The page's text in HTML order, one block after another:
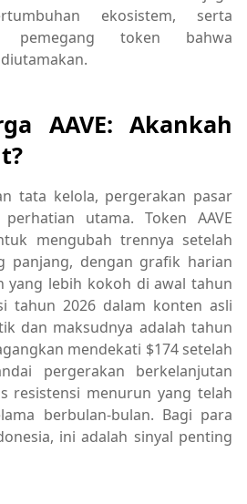
ekosistem, serta
pemegang token bahwa
AAVE: Akankah
tata kelola, pergerakan pasar
utama. Token AAVE
mengubah trennya setelah
panjang, dengan grafik harian
yang lebih kokoh di awal tahun
tahun 2026 dalam konten asli
dan maksudnya adalah tahun
mendekati $174 setelah
pergerakan berkelanjutan
resistensi menurun yang telah
berbulan-bulan. Bagi para
ini adalah sinyal penting